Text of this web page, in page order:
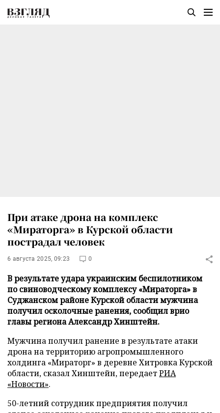
При атаке дрона на комплекс
«Мираторга» в Курской области
пострадал человек
6 августа 2025, 09:23 0
В результате удара украинским беспилотником
по свиноводческому комплексу «Мираторга» в
Суджанском районе Курской области мужчина
получил осколочные ранения, сообщил врио
главы региона Александр Хинштейн.
Мужчина получил ранение в результате атаки
дрона на территорию агропромышленного
холдинга «Мираторг» в деревне Хитровка Курской
области, сказал Хинштейн, передаетРИА
«Новости».
50-летний сотрудник предприятия получил